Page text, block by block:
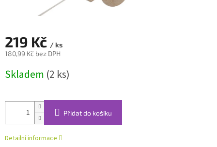
219 Kč / ks
180,99 Kč bez DPH
cena:
Skladem (2 ks)
Přidat do košíku
Detailní informace